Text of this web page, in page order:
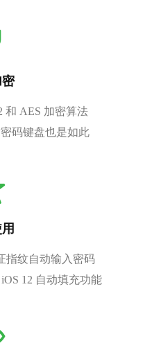
和 AES 加密算法
码键盘也是如此
指纹自动输入密码
12 自动填充功能